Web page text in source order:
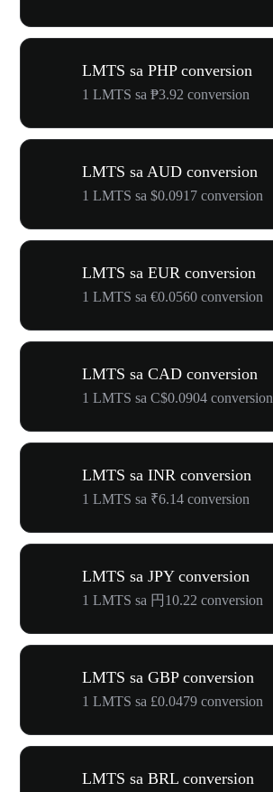
LMTS sa PHP conversion
1 LMTS sa ₱3.92 conversion
LMTS sa AUD conversion
1 LMTS sa $0.0917 conversion
LMTS sa EUR conversion
1 LMTS sa €0.0560 conversion
LMTS sa CAD conversion
1 LMTS sa C$0.0904 conversion
LMTS sa INR conversion
1 LMTS sa ₹6.14 conversion
LMTS sa JPY conversion
1 LMTS sa 円10.22 conversion
LMTS sa GBP conversion
1 LMTS sa £0.0479 conversion
LMTS sa BRL conversion